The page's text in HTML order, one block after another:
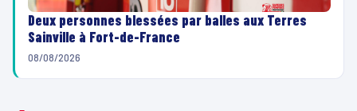
Deux personnes blessées par balles aux Terres
Sainville à Fort-de-France
08/08/2026